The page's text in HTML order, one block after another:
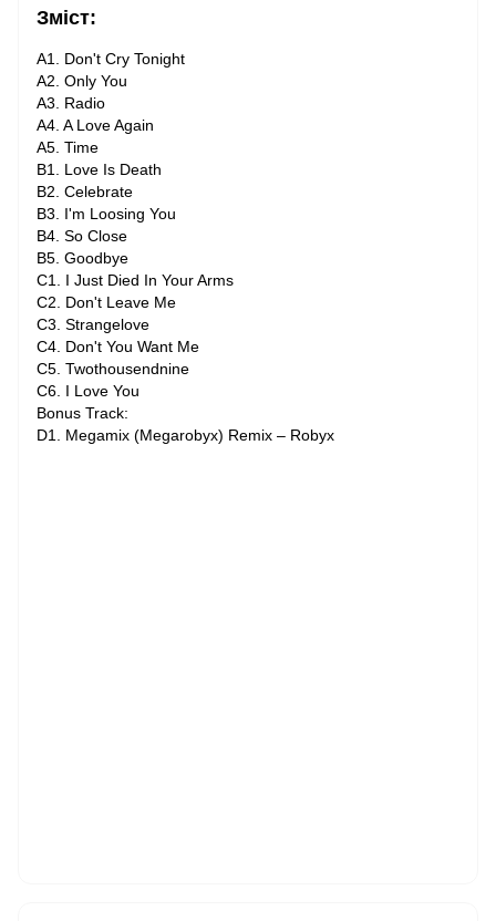
Зміст:
A1. Don't Cry Tonight
A2. Only You
A3. Radio
A4. A Love Again
A5. Time
B1. Love Is Death
B2. Celebrate
B3. I'm Loosing You
B4. So Close
B5. Goodbye
C1. I Just Died In Your Arms
C2. Don't Leave Me
C3. Strangelove
C4. Don't You Want Me
C5. Twothousendnine
C6. I Love You
Bonus Track:
D1. Megamix (Megarobyx) Remix – Robyx